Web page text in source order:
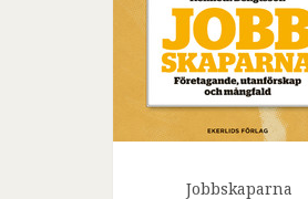
Jobbskaparna